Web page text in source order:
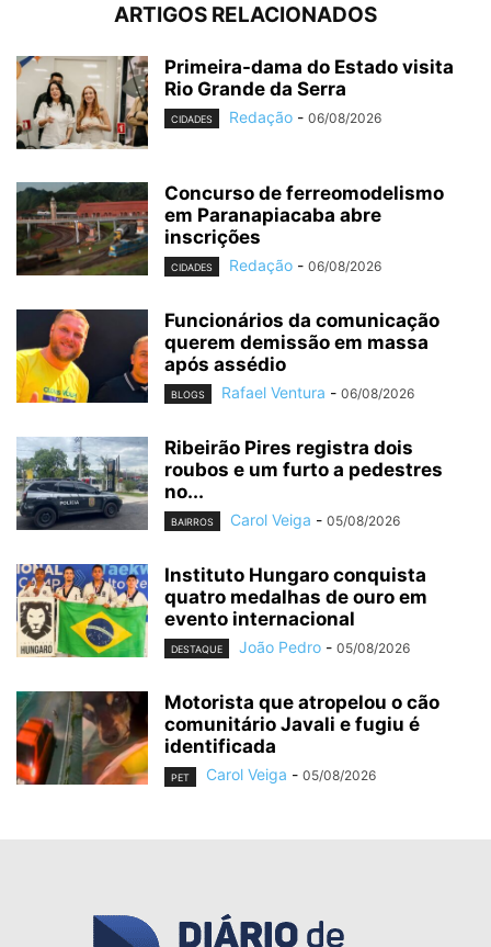
ARTIGOS RELACIONADOS
Primeira-dama do Estado visita
Rio Grande da Serra
CIDADES Redação - 06/08/2026
Concurso de ferreomodelismo
em Paranapiacaba abre
inscrições
CIDADES Redação - 06/08/2026
Funcionários da comunicação
querem demissão em massa
após assédio
BLOGS Rafael Ventura - 06/08/2026
Ribeirão Pires registra dois
roubos e um furto a pedestres
no...
BAIRROS Carol Veiga - 05/08/2026
Instituto Hungaro conquista
quatro medalhas de ouro em
evento internacional
DESTAQUE João Pedro - 05/08/2026
Motorista que atropelou o cão
comunitário Javali e fugiu é
identificada
PET Carol Veiga - 05/08/2026